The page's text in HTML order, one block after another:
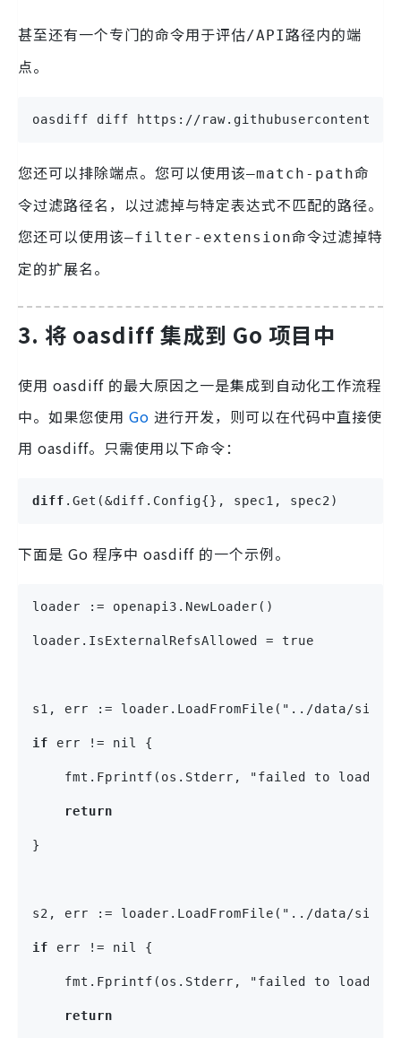
甚至还有一个专门的命令用于评估/API路径内的端
点。
oasdiff diff https://
您还可以排除端点。您可以使用该–match-path命
令过滤路径名，以过滤掉与特定表达式不匹配的路径。
您还可以使用该–filter-extension命令过滤掉特
定的扩展名。
3. 将 oasdiff 集成到 Go 项目中
使用 oasdiff 的最大原因之一是集成到自动化工作流程
中。如果您使用 Go 进行开发，则可以在代码中直接使
用 oasdiff。只需使用以下命令：
diff .Get(&diff.Config{}, spec1, spec2)
下面是 Go 程序中 oasdiff 的一个示例。
loader := openapi3.NewLoader()
loader.IsExternalRefsAllowed = true
s1, err := loader.LoadFromFile("../data/
if err != nil {
fmt.Fprintf(os.Stderr, "failed to load
return
}
s2, err := loader.LoadFromFile("../data/
if err != nil {
fmt.Fprintf(os.Stderr, "failed to load
return